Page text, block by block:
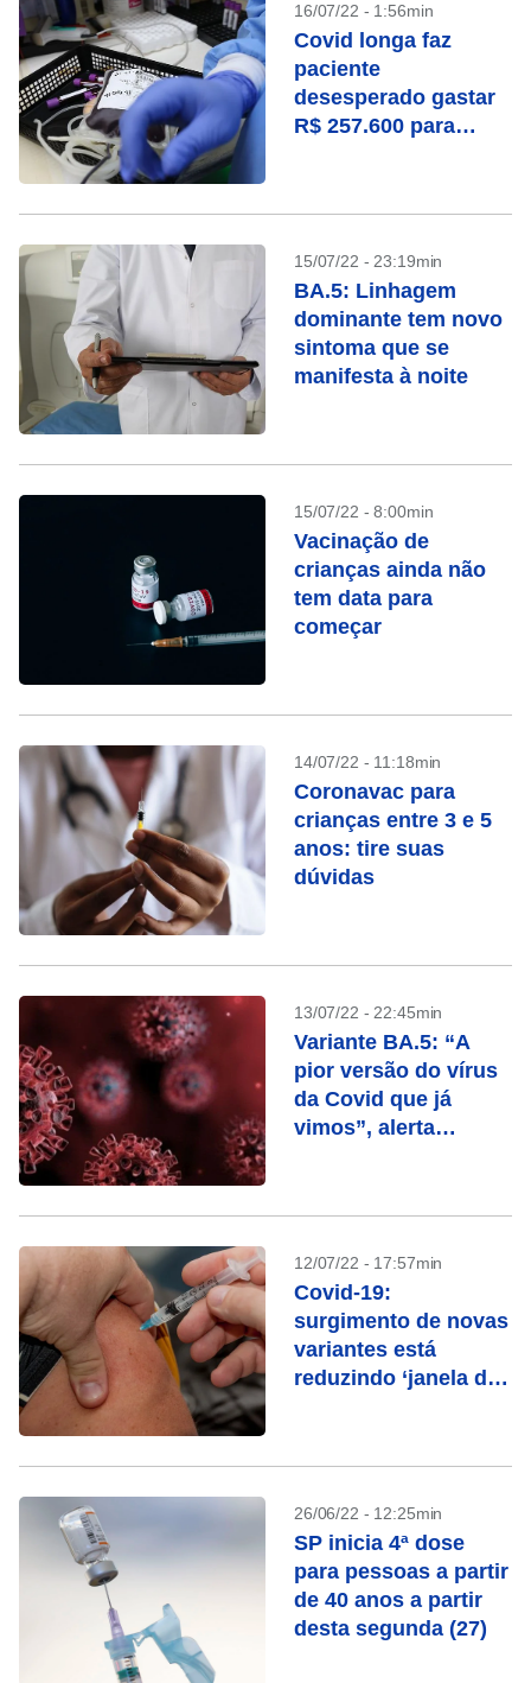
16/07/22 - 1:56min
Covid longa faz
paciente
desesperado gastar
R$ 257.600 para
15/07/22 - 23:19min
BA.5: Linhagem
dominante tem novo
sintoma que se
manifesta à noite
15/07/22 - 8:00min
Vacinação de
crianças ainda não
tem data para
começar
14/07/22 - 11:18min
Coronavac para
crianças entre 3 e 5
anos: tire suas
dúvidas
13/07/22 - 22:45min
Variante BA.5: “A
pior versão do vírus
da Covid que já
vimos”, alerta
12/07/22 - 17:57min
Covid-19:
surgimento de novas
variantes está
reduzindo ‘janela de
26/06/22 - 12:25min
SP inicia 4ª dose
para pessoas a partir
de 40 anos a partir
desta segunda (27)